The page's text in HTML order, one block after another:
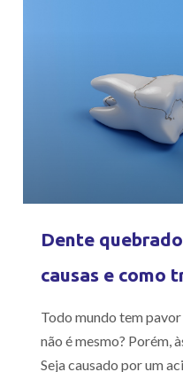
Dente
causas e como
Todo mundo tem
não é mesmo? Porém,
Seja causado por um